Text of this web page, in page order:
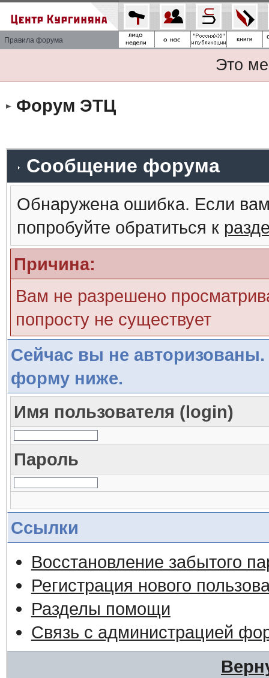
Правила форума
Это
Форум ЭТЦ
Сообщение форума
Обнаружена ошибка. Если
попробуйте обратиться к
Причина:
Вам не разрешено
попросту не существует
Сейчас вы не авторизованы.
форму ниже.
Имя пользователя (login)
Пароль
Ссылки
Восстановление забытого
Регистрация нового
Разделы помощи
Связь с администрацией